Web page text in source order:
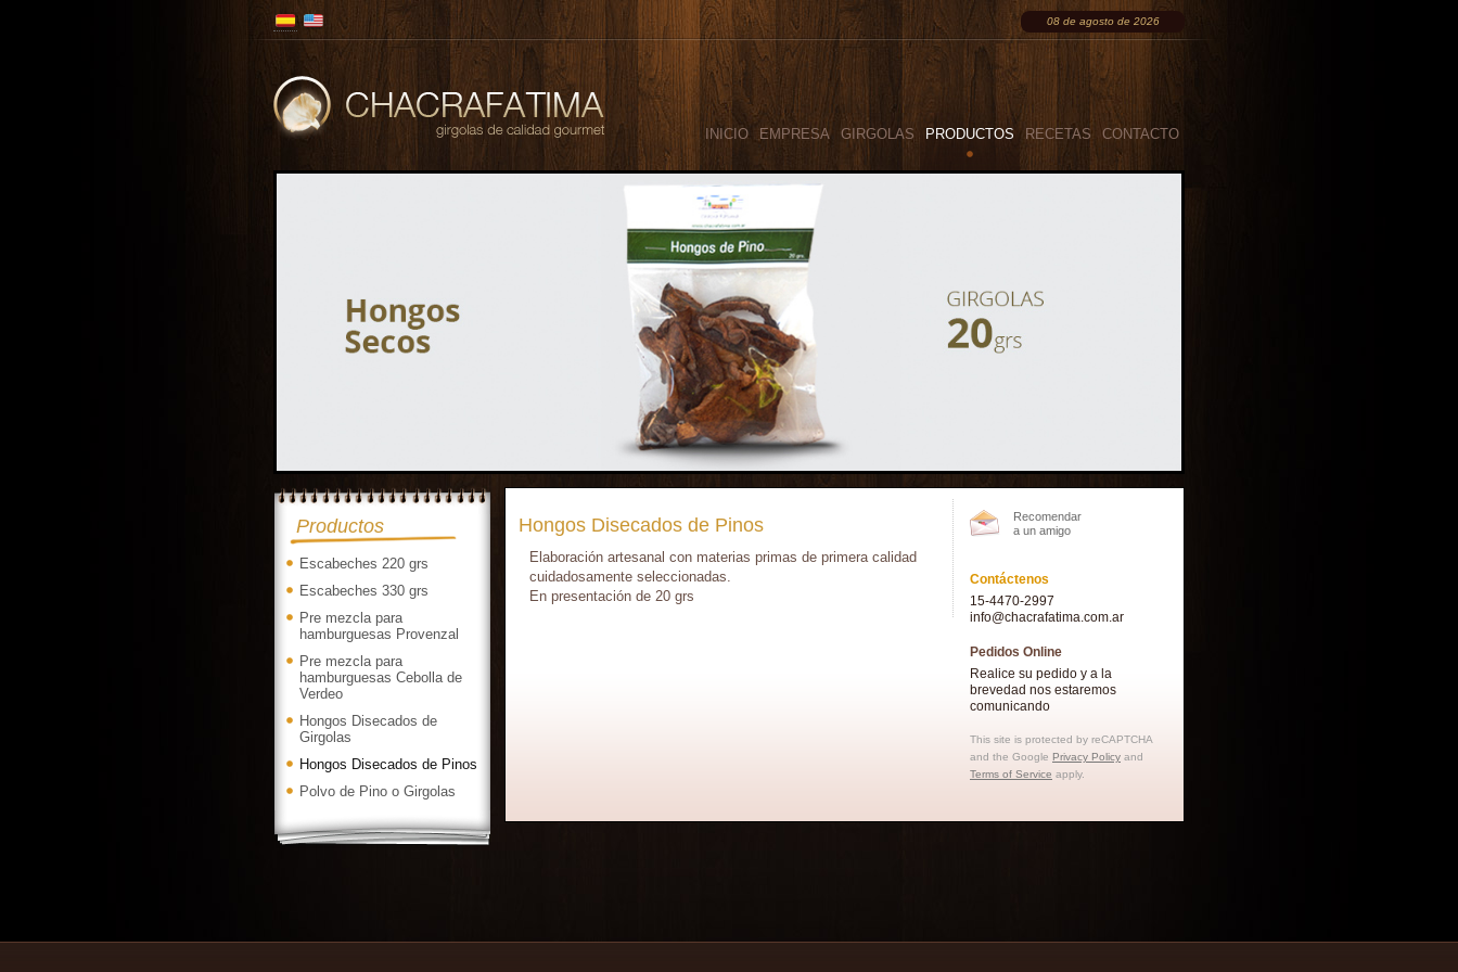
08 de agosto de 2026
INICIO EMPRESA GIRGOLAS PRODUCTOS RECETAS CONTACTO
Productos
Escabeches 220 grs
Escabeches 330 grs
Pre mezcla para
hamburguesas Provenzal
Pre mezcla para
hamburguesas Cebolla de
Verdeo
Hongos Disecados de
Girgolas
Hongos Disecados de Pinos
Polvo de Pino o Girgolas
Hongos Disecados de Pinos
Elaboración artesanal con materias primas de primera calidad
cuidadosamente seleccionadas.
En presentación de 20 grs
Recomendar
a un amigo
Contáctenos
15-4470-2997
info@chacrafatima.com.ar
Pedidos Online
Realice su pedido y a la
brevedad nos estaremos
comunicando
This site is protected by reCAPTCHA
and the Google Privacy Policy and
Terms of Service apply.